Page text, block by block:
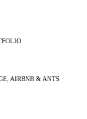
AIRBNB & ANTS